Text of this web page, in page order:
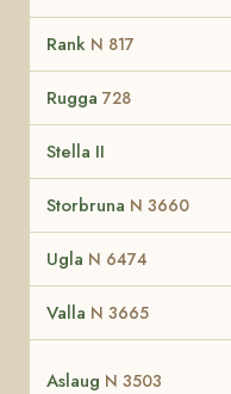
Rank N 817
Rugga 728
Stella II
Storbruna N 3660
Ugla N 6474
Valla N 3665
Aslaug N 3503